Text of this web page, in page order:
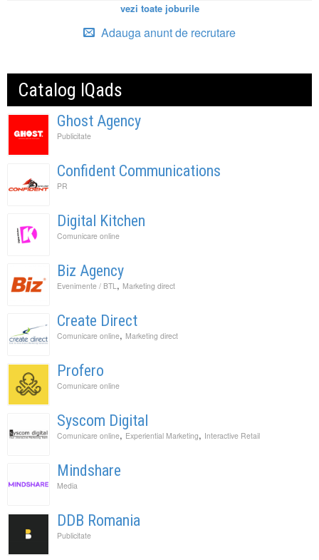
vezi toate joburile
Adauga anunt de recrutare
Catalog IQads
Ghost Agency
Publicitate
Confident Communications
PR
Digital Kitchen
Comunicare online
Biz Agency
Evenimente / BTL , Marketing direct
Create Direct
Comunicare online, Marketing direct
Profero
Comunicare online
Syscom Digital
Comunicare online, Experiential Marketing, Interactive Retail
Mindshare
Media
DDB Romania
Publicitate